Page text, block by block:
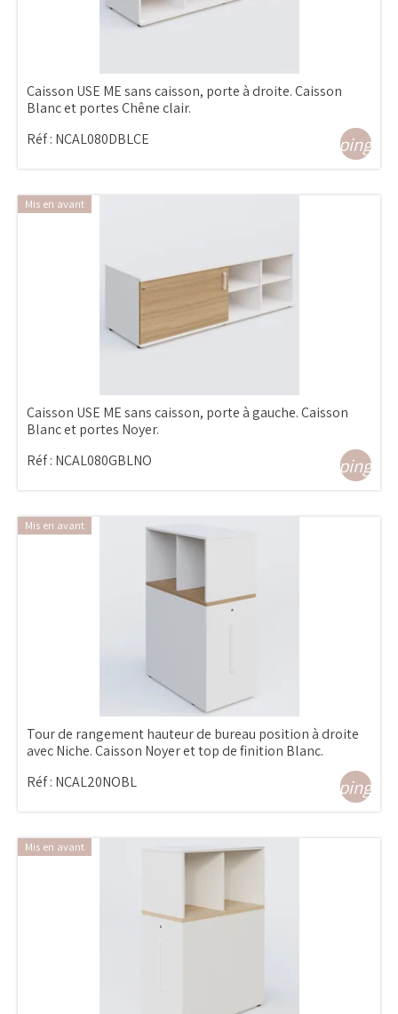
Caisson USE ME sans caisson, porte à droite. Caisson
Blanc et portes Chêne clair.
Réf : NCAL080DBLCE
Mis en avant
Caisson USE ME sans caisson, porte à gauche. Caisson
Blanc et portes Noyer.
Réf : NCAL080GBLNO
Mis en avant
Tour de rangement hauteur de bureau position à droite
avec Niche. Caisson Noyer et top de finition Blanc.
Réf : NCAL20NOBL
Mis en avant